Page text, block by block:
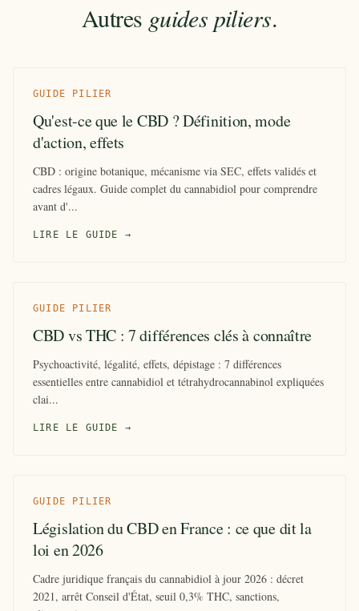
Autres guides piliers.
GUIDE PILIER
Qu'est-ce que le CBD ? Définition, mode
d'action, effets
CBD : origine botanique, mécanisme via SEC, effets validés et
cadres légaux. Guide complet du cannabidiol pour comprendre
avant d'...
LIRE LE GUIDE →
GUIDE PILIER
CBD vs THC : 7 différences clés à connaître
Psychoactivité, légalité, effets, dépistage : 7 différences
essentielles entre cannabidiol et tétrahydrocannabinol expliquées
clai...
LIRE LE GUIDE →
GUIDE PILIER
Législation du CBD en France : ce que dit la
loi en 2026
Cadre juridique français du cannabidiol à jour 2026 : décret
2021, arrêt Conseil d'État, seuil 0,3% THC, sanctions,